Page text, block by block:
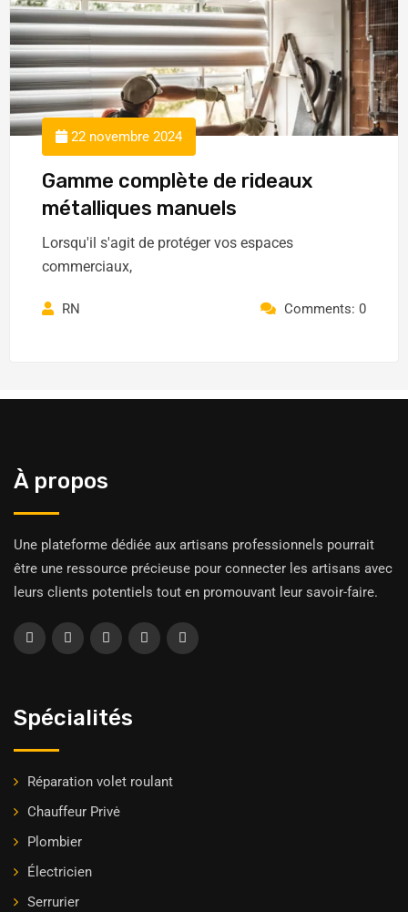
22 novembre 2024
Gamme complète de rideaux
métalliques manuels
Lorsqu'il s'agit de protéger vos espaces
commerciaux,
RN Comments: 0
À propos
Une plateforme dédiée aux artisans professionnels pourrait
être une ressource précieuse pour connecter les artisans avec
leurs clients potentiels tout en promouvant leur savoir-faire.
Spécialités
Réparation volet roulant
Chauffeur Privė
Plombier
Électricien
Serrurier